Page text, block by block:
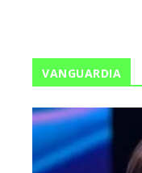
VANGUARDIA